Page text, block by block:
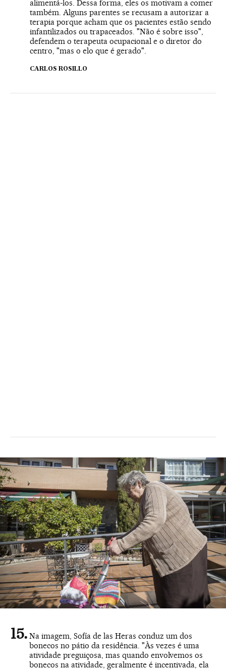
alimentá-los. Dessa forma, eles os motivam a comer
também. Alguns parentes se recusam a autorizar a
terapia porque acham que os pacientes estão sendo
infantilizados ou trapaceados. "Não é sobre isso",
defendem o terapeuta ocupacional e o diretor do
centro, "mas o elo que é gerado".
CARLOS ROSILLO
Na imagem, Sofía de las Heras conduz um dos
bonecos no pátio da residência. "Às vezes é uma
atividade preguiçosa, mas quando envolvemos os
bonecos na atividade, geralmente é incentivada, ela